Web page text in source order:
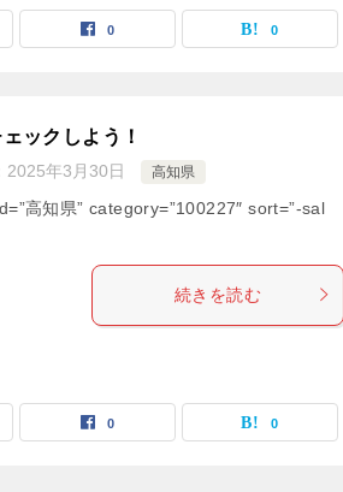
0 0
ックしよう！
2025年3月30日 高知県
高知県” category=”100227″ sort=”-sal
続きを読む
0 0